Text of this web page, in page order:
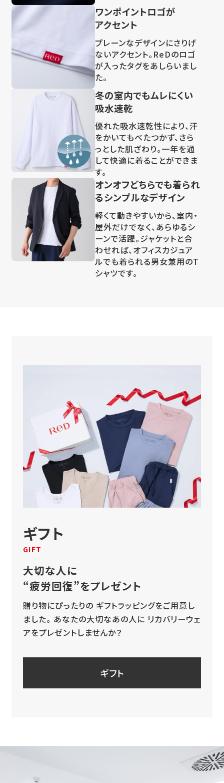
ワンポイントロゴが
アクセント
プレーンなデザインにさりげ
ないアクセント。ReDのロゴ
が入ったタグをあしらいまし
た。
冬の室内でもムレにくい
吸水速乾
優れた吸水速乾性により、汗
をかいてもべたつかず、さら
っとした肌ざわり。一年を通
して快適に着ることができま
す。
オンオフどちらでも着られ
るシンプルなデザイン
軽くて動きやすいから、室内・
屋外だけでなく、あらゆるシ
ーンで活躍。ジャケットと合
わせれば、オフィスカジュア
ルでも着られる男女兼用のT
シャツです。
ギフト
GIFT
大切な人に
“疲労回復”をプレゼント
贈り物にぴったりの ギフトラッピングをご用意し
ました。 あなたの大切なあの人に リカバリーウェ
アをプレゼントしませんか？
ギフト